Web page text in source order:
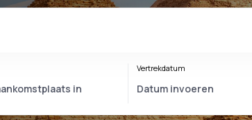
Vertrekdatum